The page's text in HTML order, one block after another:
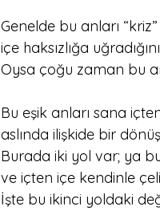
Genelde bu anları
içe haksızlığa
Oysa çoğu zaman bu
Bu eşik anları sana
aslında ilişkide bir
Burada iki yol var; ya
ve içten içe kendinle
İşte bu ikinci yoldaki